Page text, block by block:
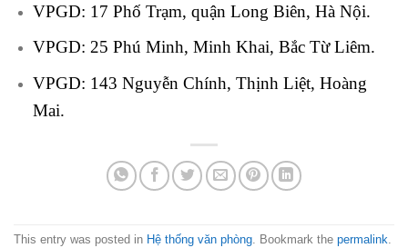
VPGD: 17 Phố Trạm, quận Long Biên, Hà Nội.
VPGD: 25 Phú Minh, Minh Khai, Bắc Từ Liêm.
VPGD: 143 Nguyễn Chính, Thịnh Liệt, Hoàng
Mai.
This entry was posted in Hệ thống văn phòng. Bookmark the permalink.